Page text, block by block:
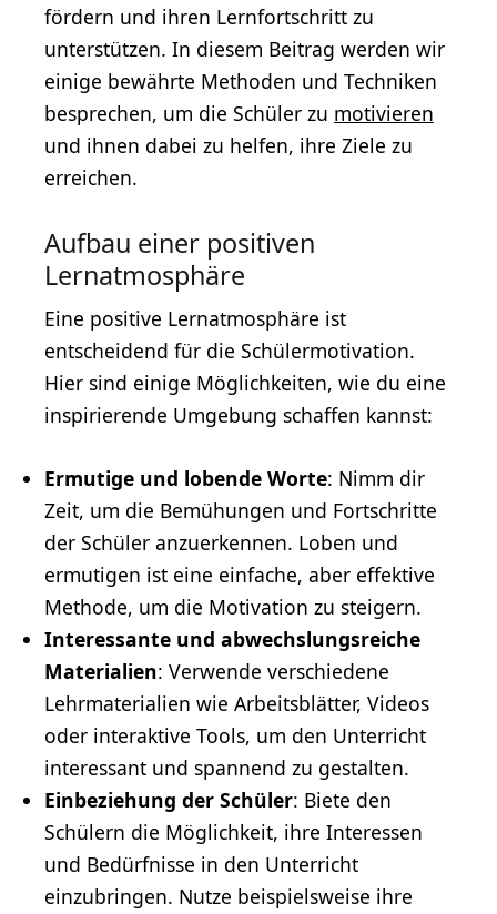
fördern und ihren Lernfortschritt zu
unterstützen. In diesem Beitrag werden wir
einige bewährte Methoden und Techniken
besprechen, um die Schüler zu motivieren
und ihnen dabei zu helfen, ihre Ziele zu
erreichen.
Aufbau einer positiven
Lernatmosphäre
Eine positive Lernatmosphäre ist
entscheidend für die Schülermotivation.
Hier sind einige Möglichkeiten, wie du eine
inspirierende Umgebung schaffen kannst:
Ermutige und lobende Worte: Nimm dir
Zeit, um die Bemühungen und Fortschritte
der Schüler anzuerkennen. Loben und
ermutigen ist eine einfache, aber effektive
Methode, um die Motivation zu steigern.
Interessante und abwechslungsreiche
Materialien: Verwende verschiedene
Lehrmaterialien wie Arbeitsblätter, Videos
oder interaktive Tools, um den Unterricht
interessant und spannend zu gestalten.
Einbeziehung der Schüler: Biete den
Schülern die Möglichkeit, ihre Interessen
und Bedürfnisse in den Unterricht
einzubringen. Nutze beispielsweise ihre